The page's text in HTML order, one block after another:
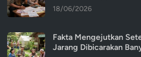
18/06/2026
Fakta Mengejutkan
Jarang Dibicarakan